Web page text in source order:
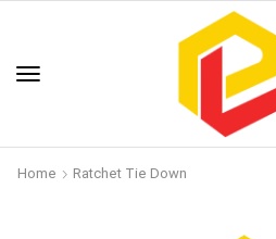
Home Ratchet Tie Down